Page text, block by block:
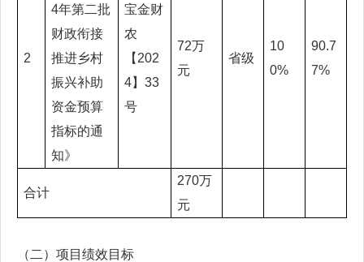
2
4年第二批
财政衔接
推进乡村
振兴补助
资金预算
指标的通
知》
宝金财
农
【202
4】33
号
72万
元
省级
10
0%
90.7
7%
合计
270万
元
（二）项目绩效目标